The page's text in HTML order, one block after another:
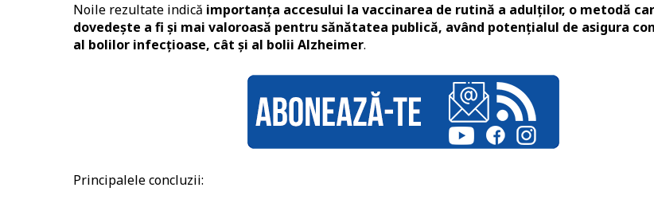
Noile rezultate indică importanța accesului la vaccinarea de rutină a adulților, o metodă
dovedește a fi și mai valoroasă pentru sănătatea publică, având potențialul de asigura
al bolilor infecțioase, cât și al bolii Alzheimer.
Principalele concluzii: